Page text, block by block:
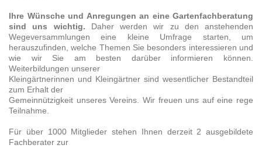
Ihre Wünsche und Anregungen an eine Gartenfachberatung
sind uns wichtig. Daher werden wir zu den anstehenden
Wegeversammlungen eine kleine Umfrage starten, um
herauszufinden, welche Themen Sie besonders interessieren und
wie wir Sie am besten darüber informieren können.
Weiterbildungen unserer
Kleingärtnerinnen und Kleingärtner sind wesentlicher Bestandteil
zum Erhalt der
Gemeinnützigkeit unseres Vereins. Wir freuen uns auf eine rege
Teilnahme.
Für über 1000 Mitglieder stehen Ihnen derzeit 2 ausgebildete
Fachberater zur